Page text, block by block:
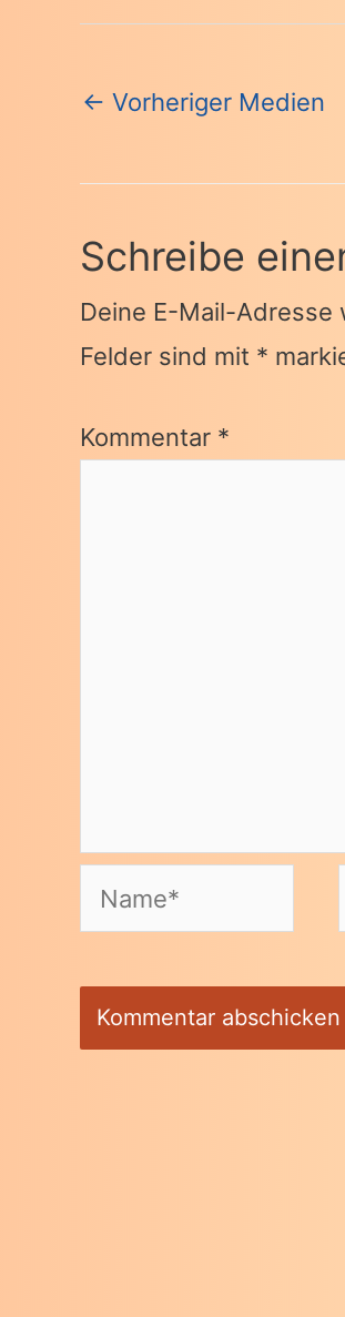
Beitragsnavigation
← Vorheriger Medien
Schreibe
Deine E-Mail-
Felder sind mit *
Kommentar *
Name*